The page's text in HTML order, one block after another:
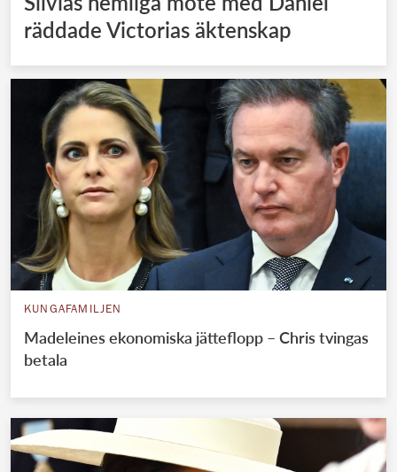
räddade Victorias äktenskap
KUNGAFAMILJEN
Madeleines ekonomiska jätteflopp – Chris tvingas
betala